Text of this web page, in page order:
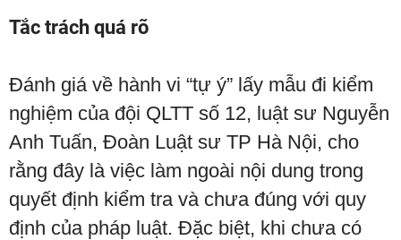
Tắc trách quá rõ
Đánh giá về hành vi “tự ý” lấy mẫu đi kiểm
nghiệm của đội QLTT số 12, luật sư Nguyễn
Anh Tuấn, Đoàn Luật sư TP Hà Nội, cho
rằng đây là việc làm ngoài nội dung trong
quyết định kiểm tra và chưa đúng với quy
định của pháp luật. Đặc biệt, khi chưa có